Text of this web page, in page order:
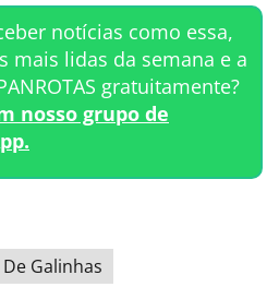
notícias como essa,
mais lidas da semana e a
gratuitamente?
nosso grupo de
Galinhas